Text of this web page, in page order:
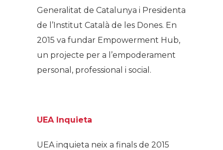
Generalitat de Catalunya i Presidenta
de l’Institut Català de les Dones. En
2015 va fundar Empowerment Hub,
un projecte per a l’empoderament
personal, professional i social.
UEA Inquieta
UEA inquieta neix a finals de 2015